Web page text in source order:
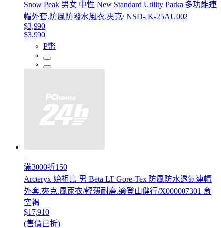
Snow Peak 男女 中性 New Standard Utility Parka 多功能連
帽外套.防風防潑水風衣.夾克/ NSD-JK-25AU002
$3,990
$3,990
P幣
滿3000折150
Arcteryx 始祖鳥 男 Beta LT Gore-Tex 防風防水透氣連帽
外套.夾克.風雨衣/輕薄耐磨.適登山健行/X000007301 育
空褐
$17,910
(售價已折)